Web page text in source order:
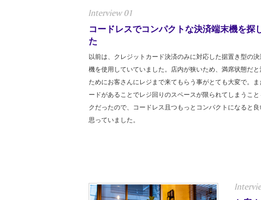
コードレスでコンパクトな決済端末機を探
た
以前は、クレジットカード決済のみに対応した据置き型の
機を使用していていました。店内が狭いため、満席状態だと
ためにお客さんにレジまで来てもらう事がとても大変で。ま
ードがあることでレジ回りのスペースが限られてしまうこと
クだったので、コードレス且つもっとコンパクトになると良
思っていました。